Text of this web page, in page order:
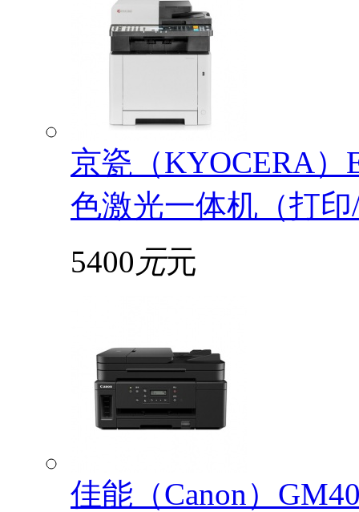
京瓷（KYOCERA）
色激光一体机（打
5400 元元
佳能（Canon）